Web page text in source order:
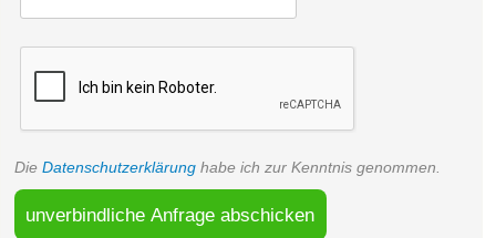
Die Datenschutzerklärung habe ich zur Kenntnis genommen.
unverbindliche Anfrage abschicken